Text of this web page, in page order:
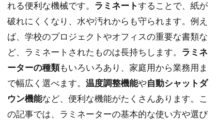
れる便利な機械です。 ラミネートすることで、紙が
破れにくくなり、水や汚れからも守られます。例え
ば、学校のプロジェクトやオフィスの重要な書類な
ど、ラミネートされたものは長持ちします。 ラミネ
ーターの種類もいろいろあり、家庭用から業務用ま
で幅広く選べます。 温度調整機能や自動シャットダ
ウン機能など、便利な機能がたくさんあります。こ
の記事では、ラミネーターの基本的な使い方や選び